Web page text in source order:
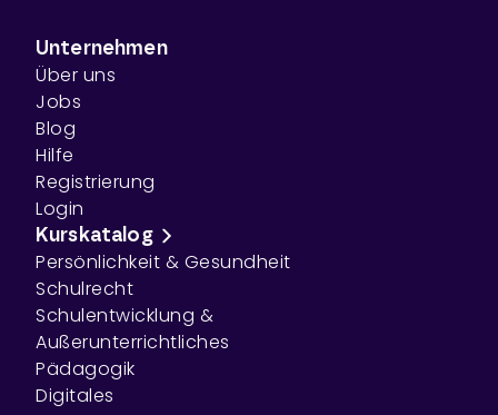
Unternehmen
Über uns
Jobs
Blog
Hilfe
Registrierung
Login
Kurskatalog
Persönlichkeit & Gesundheit
Schulrecht
Schulentwicklung &
Außerunterrichtliches
Pädagogik
Digitales